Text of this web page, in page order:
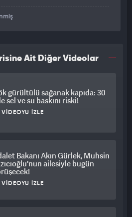
Ait Diğer Videolar
gürültülü sağanak kapıda: 30
sel ve su baskını riski!
VIDEOYU İZLE
Bakanı Akın Gürlek, Muhsin
ailesiyle bugün
VIDEOYU İZLE